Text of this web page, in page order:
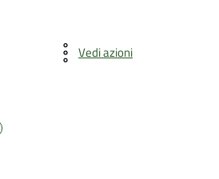
Vedi azioni